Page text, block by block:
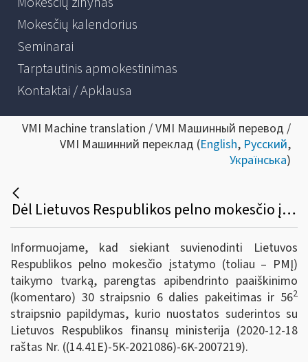
Mokesčių kalendorius
Seminarai
Tarptautinis apmokestinimas
Kontaktai / Apklausa
VMI Machine translation / VMI Машинный перевод /
VMI Машинний переклад (English, Русский,
Українська)
Dėl Lietuvos Respublikos pelno mokesčio įstatymo 30 straipsnio 6 dalies pakeitimo ir 56-2 straipsnio apibendrinto paaiškinimo (komentaro)
Informuojame, kad siekiant suvienodinti Lietuvos
Respublikos pelno mokesčio įstatymo (toliau – PMĮ)
taikymo tvarką, parengtas apibendrinto paaiškinimo
(komentaro) 30 straipsnio 6 dalies pakeitimas ir 562
straipsnio papildymas, kurio nuostatos suderintos su
Lietuvos Respublikos finansų ministerija (2020-12-18
raštas Nr. ((14.41E)-5K-2021086)-6K-2007219).